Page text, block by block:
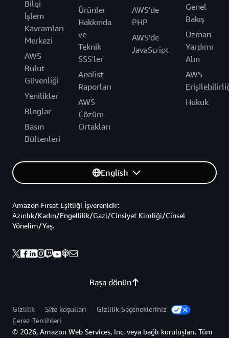
Bilgi
İşlem
Kavramları
Merkezi
AWS
Bulut
Güvenliği
Yenilikler
Bloglar
Basın
Bültenleri
Ürünler
Hakkında
ve
Teknik
SSS'ler
Analist
Raporları
AWS
Çözüm
Ortakları
AWS'de
PHP
AWS'de
JavaScript
Genel
Bakış
Uzman
Yardımı
Alın
AWS
Hukuk
English
Başa dönün
Amazon Fırsat Eşitliği İşverenidir:
Azınlık/Kadın/Engellilik/Gazi/Cinsiyet Kimliği/Cinsel
Yönelim/Yaş.
Gizlilik Site koşulları
Gizlilik Seçenekleriniz
Çerez Tercihleri
© 2026, Amazon Web Services, Inc. veya bağlı kuruluşları. Tüm